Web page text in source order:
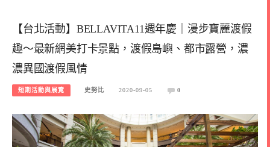
【台北活動】BELLAVITA11週年慶｜漫步寶麗渡假
趣～最新網美打卡景點，渡假島嶼、都市露營，濃
濃異國渡假風情
短期活動與展覽 史努比 2020-09-05 0